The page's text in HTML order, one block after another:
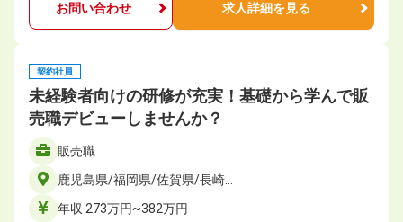
お問い合わせ 求人詳細を見る
契約社員
未経験者向けの研修が充実！基礎から学んで販
売職デビューしませんか？
販売職
鹿児島県/福岡県/佐賀県/長崎…
年収 273万円~382万円